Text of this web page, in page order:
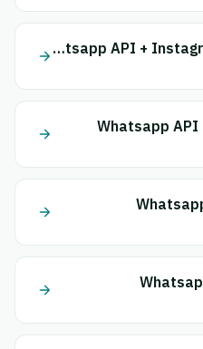
Whatsapp API + Instagram Comment
Whatsapp API